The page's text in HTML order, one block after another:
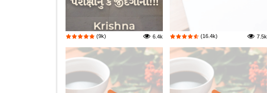
(9k) 6.4k (16.4k) 7.5k